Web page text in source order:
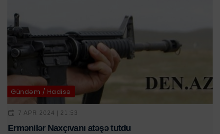
Gündəm / Hadisə
7 APR 2024 | 21:53
Ermənilər Naxçıvanı atəşə tutdu